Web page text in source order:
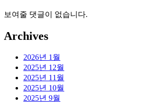
보여줄 댓글이 없습니다.
Archives
2026년 1월
2025년 12월
2025년 11월
2025년 10월
2025년 9월